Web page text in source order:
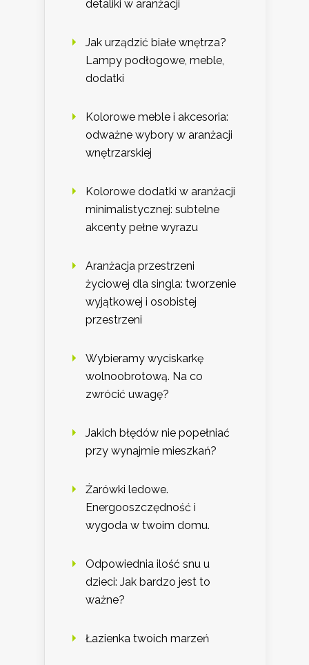
detaliki w aranżacji
Jak urządzić białe wnętrza?
Lampy podłogowe, meble,
dodatki
Kolorowe meble i akcesoria:
odważne wybory w aranżacji
wnętrzarskiej
Kolorowe dodatki w aranżacji
minimalistycznej: subtelne
akcenty pełne wyrazu
Aranżacja przestrzeni
życiowej dla singla: tworzenie
wyjątkowej i osobistej
przestrzeni
Wybieramy wyciskarkę
wolnoobrotową. Na co
zwrócić uwagę?
Jakich błędów nie popełniać
przy wynajmie mieszkań?
Żarówki ledowe.
Energooszczędność i
wygoda w twoim domu.
Odpowiednia ilość snu u
dzieci: Jak bardzo jest to
ważne?
Łazienka twoich marzeń